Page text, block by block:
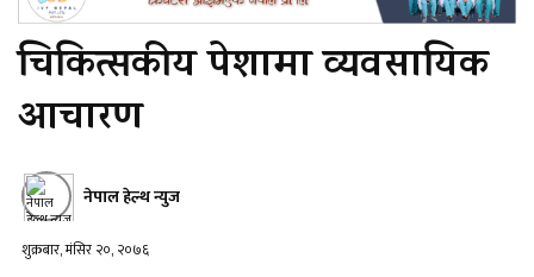
चिकित्सकीय पेशामा व्यवसायिक
आचारण
नेपाल हेल्थ न्युज
शुक्रबार, मंसिर २०, २०७६